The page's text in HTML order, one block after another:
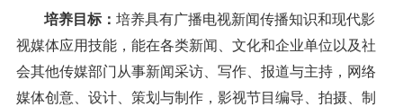
培养目标： 培养具有广播电视新闻传播知识和现代影
视媒体应用技能，能在各类新闻、文化和企业单位以及社
会其他传媒部门从事新闻采访、写作、报道与主持，网络
媒体创意、设计、策划与制作，影视节目编导、拍摄、制